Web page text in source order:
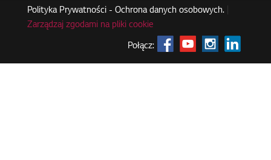
Polityka Prywatności - Ochrona danych osobowych.|
Zarządzaj zgodami na pliki cookie
Połącz: